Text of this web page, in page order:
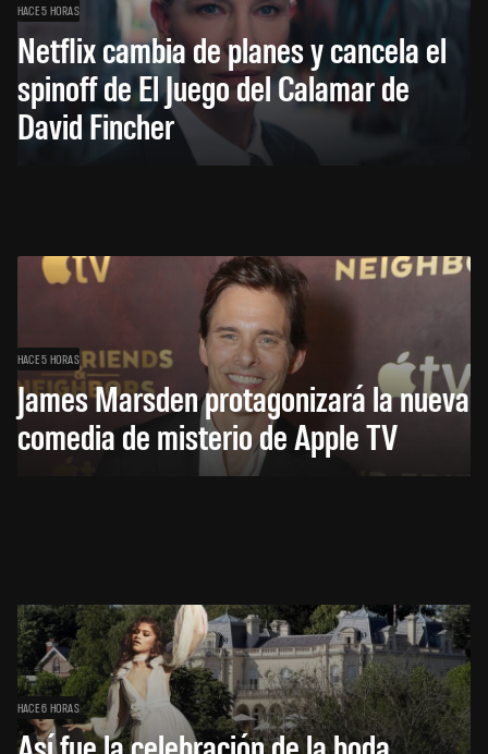
HACE 5 HORAS
Netflix cambia de planes y cancela el
spinoff de El Juego del Calamar de
David Fincher
HACE 5 HORAS
James Marsden protagonizará la nueva
comedia de misterio de Apple TV
HACE 6 HORAS